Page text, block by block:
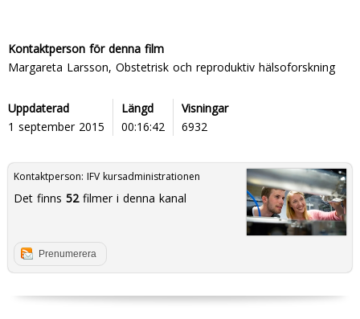
Kontaktperson för denna film
Margareta Larsson, Obstetrisk och reproduktiv hälsoforskning
Uppdaterad
1 september 2015
Längd
00:16:42
Visningar
6932
Kontaktperson: IFV kursadministrationen
Det finns 52filmer i denna kanal
Prenumerera